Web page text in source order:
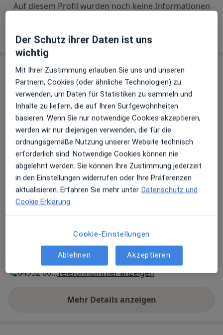
Auf diesem Profil wurden noch keine Informationen
Praxen (2)
Adresse 1 Adresse 2
Praxis Dr. Michael Noseleit Facharzt für
Allgemeinmedizin
Hahnstr. 34,26842Ostrhauderfehn
Zu Google Mapsöffnet in einer neuen
über Jameda keine Online-Terminbuchung an
Telefonnummer
04952 80...Telefonnummer anzeigen
Mehr Details anzeigen
über die Adresse
Der Schutz ihrer Daten ist uns
wichtig
Mit Ihrer Zustimmung erlauben Sie uns und unseren
Partnern, Cookies (oder ähnliche Technologien) zu
verwenden, um Daten für Statistiken zu sammeln und
Inhalte zu liefern, die auf Ihren Surfgewohnheiten
basieren. Wenn Sie nur notwendige Cookies akzeptieren,
werden wir nur diejenigen verwenden, die für die
ordnungsgemäße Nutzung unserer Website technisch
erforderlich sind. Notwendige Cookies können nie
abgelehnt werden. Sie können Ihre Zustimmung jederzeit
in den Einstellungen widerrufen oder Ihre Präferenzen
aktualisieren. Erfahren Sie mehr unter Datenschutz und
Cookie Erklärung
Cookie-Einstellungen
Ablehnen Akzeptieren